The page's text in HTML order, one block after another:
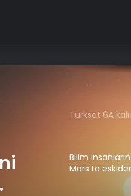
Türksat 6A
Bilim
Mars’ta